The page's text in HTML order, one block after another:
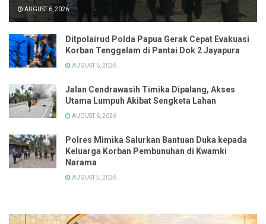
AUGUST 6, 2026
Ditpolairud Polda Papua Gerak Cepat Evakuasi
Korban Tenggelam di Pantai Dok 2 Jayapura
AUGUST 6, 2026
Jalan Cendrawasih Timika Dipalang, Akses
Utama Lumpuh Akibat Sengketa Lahan
AUGUST 6, 2026
Polres Mimika Salurkan Bantuan Duka kepada
Keluarga Korban Pembunuhan di Kwamki
Narama
AUGUST 5, 2026